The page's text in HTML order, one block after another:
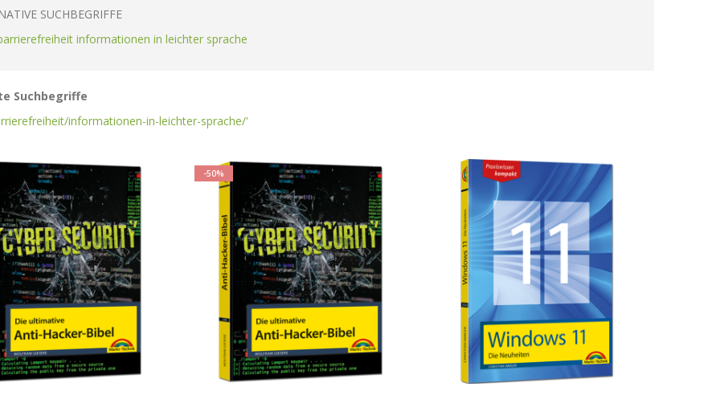
SUCHBEGRIFFE
informationen in leichter sprache
Suchbegriffe
informationen-in-leichter-sprache/'
-50%